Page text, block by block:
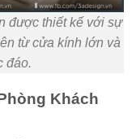
được thiết kế với sự
từ cửa kính lớn và
đáo.
Khách